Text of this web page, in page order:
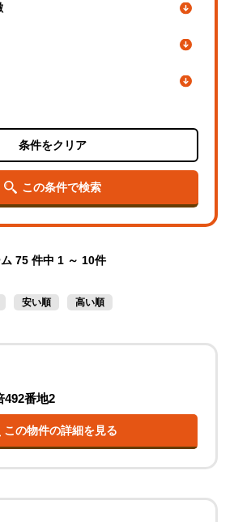
条件をクリア
この条件で検索
75 件中 1 ～ 10件
安い順 高い順
492番地2
この物件の詳細を見る